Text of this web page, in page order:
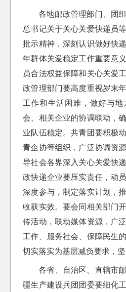
各地邮政管理部门、团
总书记关于关心关爱快递员
批示精神，深刻认识做好快
年群体关爱稳定工作重要意
员合法权益保障和关心关爱
政管理部门要高度重视岁末
工作和生活困难，做好与
会、相关企业的协调联动，
业队伍稳定。共青团要积极
青企协等组织，广泛协调资
导社会各界深入关心关爱快
政快递企业要压实责任，动
深度参与，制定落实计划，
收获实效。要会同相关部门
传活动，联动媒体资源，广
工作、服务社会、保障民生
切实落实为基层减负要求，坚
各省、自治区、直辖市
疆生产建设兵团团委要细化